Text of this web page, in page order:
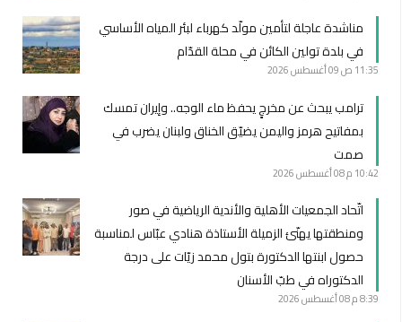
مناشدة عاجلة لتأمين مولّد كهرباء لبئر المياه الأساسي
في بلدة تولين الكائن في محلة القدّام
11:35 ص 09 أغسطس 2026
ترامب يبحث عن مخرجٍ يحفظ ماء الوجه.. وإيران تمسك
بمفاتيح هرمز واليمن يضيّق الخناق ولبنان يضرب في
صمت
10:42 م 08 أغسطس 2026
اتّحاد الجمعيات الأهلية والأندية الرياضية في صور
ومنطقتها يهنّئ الزميلة الأستاذة هنادي عبّاس لمناسبة
حصول ابنتها الدكتورة بتول محمد زيّات على درجة
الدكتوراه في طبّ الأسنان
8:39 م 08 أغسطس 2026